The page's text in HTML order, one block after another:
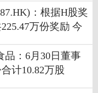
：根据H股奖
万份奖励 今
品：6月30日董事
计10.82万股